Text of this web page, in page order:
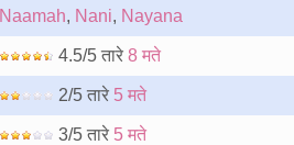
Naamah, Nani, Nayana
4.5/5 तारे 8 मते
2/5 तारे 5 मते
3/5 तारे 5 मते